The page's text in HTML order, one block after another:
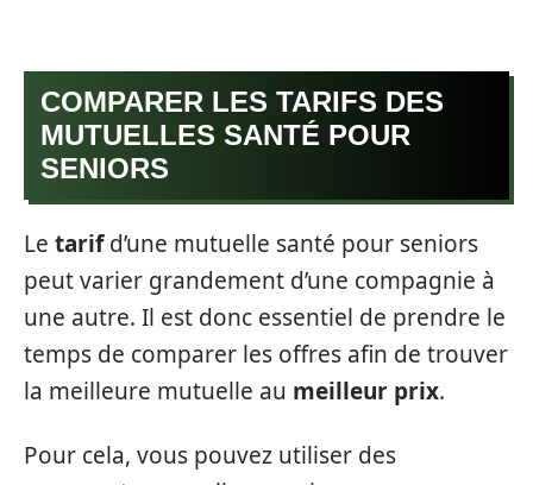
COMPARER LES TARIFS DES
MUTUELLES SANTÉ POUR
SENIORS
Le tarifd’une mutuelle santé pour seniors
peut varier grandement d’une compagnie à
une autre. Il est donc essentiel de prendre le
temps de comparer les offres afin de trouver
la meilleure mutuelle au meilleur prix.
Pour cela, vous pouvez utiliser des